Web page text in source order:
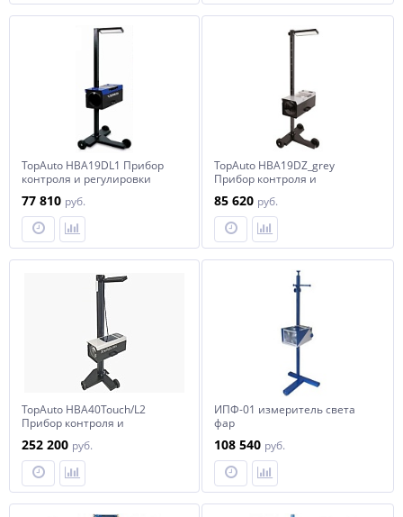
TopAuto HBA19DL1 Прибор
контроля и регулировки
77 810 руб.
TopAuto HBA19DZ_grey
Прибор контроля и
наводчиком
85 620 руб.
TopAuto HBA40Touch/L2
Прибор контроля и
252 200 руб.
ИПФ-01 измеритель света
фар
108 540 руб.